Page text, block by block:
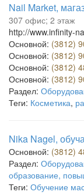
Nail Market,
307 офис; 2 этаж
http://www.infinity-
Основной: (3812)
Основной: (3812)
Основной: (3812)
Основной: (3812)
Раздел:
Теги: Косметика,
Nika Nagel,
Основной: (3812)
Раздел:
образование,
Теги: Обучение